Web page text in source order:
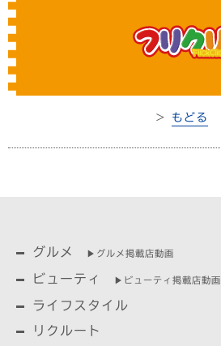
＞ もどる
グルメ ▶︎グルメ掲載店動画
ビューティ ▶︎ビューティ掲載店動画
ライフスタイル
リクルート